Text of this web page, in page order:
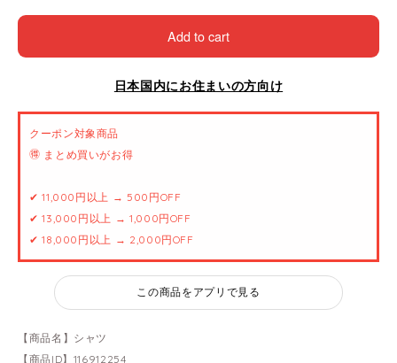
Add to cart
日本国内にお住まいの方向け
クーポン対象商品
🉐 まとめ買いがお得
✔ 11,000円以上 → 500円OFF
✔ 13,000円以上 → 1,000円OFF
✔ 18,000円以上 → 2,000円OFF
この商品をアプリで見る
【商品名】シャツ
【商品ID】116912254